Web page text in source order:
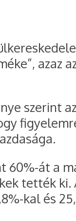
azaz
szerint
60%-át a
tették
kal és